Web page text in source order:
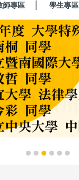
師專區 學生專區